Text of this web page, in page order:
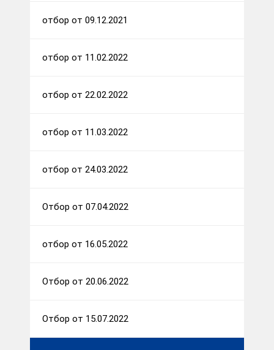
отбор от 09.12.2021
отбор от 11.02.2022
отбор от 22.02.2022
отбор от 11.03.2022
отбор от 24.03.2022
Отбор от 07.04.2022
отбор от 16.05.2022
Отбор от 20.06.2022
Отбор от 15.07.2022